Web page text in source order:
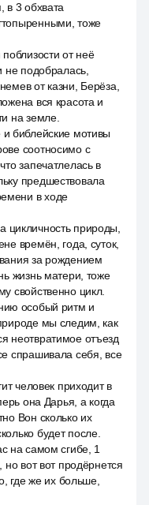
в 3 обхвата
тоже
от неё
не подобралась,
от казни, Берёза,
вся красота и
на земле.
библейские мотивы
соотносимо с
запечатлелась в
предшествовала
в ходе
цикличность природы,
времён, года, суток,
за рождением
жизнь матери, тоже
свойственно цикл.
особый ритм и
мы следим, как
неотвратимое отъезд
спрашивала себя, все
человек приходит в
она Дарья, а когда
Вон сколько их
будет после.
на самом сгибе, 1
но вот вот продёрнется
где же их больше,